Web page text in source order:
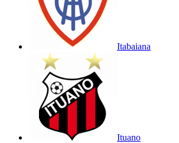
Itabaiana
Ituano